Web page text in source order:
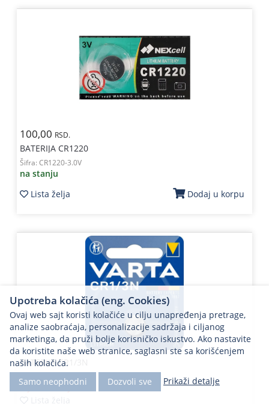
100,00 RSD.
BATERIJA CR1220
Šifra: CR1220-3.0V
na stanju
Lista želja
Dodaj u korpu
BATERIJA CR1/3N
Šifra:
nije na stanju
Upotreba kolačića (eng. Cookies)
Ovaj web sajt koristi kolačiće u cilju unapređenja pretrage,
analize saobraćaja, personalizacije sadržaja i ciljanog
marketinga, da pruži bolje korisničko iskustvo. Ako nastavite
da koristite naše web stranice, saglasni ste sa korišćenjem
naših kolačića.
Samo neophodni
Dozvoli sve Prikaži detalje